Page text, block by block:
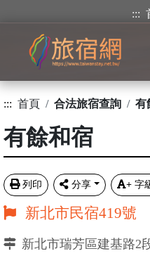
:::
::: 首頁 合法旅宿查詢 有
有餘和宿
列印 分享 + 字
新北市民宿419號
新北市瑞芳區建基路2